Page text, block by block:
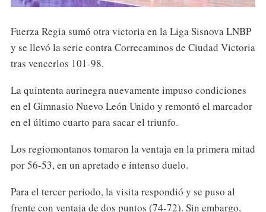
Fuerza Regia sumó otra victoria en la Liga Sisnova LNBP
y se llevó la serie contra Correcaminos de Ciudad Victoria
tras vencerlos 101-98.
La quintenta aurinegra nuevamente impuso condiciones
en el Gimnasio Nuevo León Unido y remontó el marcador
en el último cuarto para sacar el triunfo.
Los regiomontanos tomaron la ventaja en la primera mitad
por 56-53, en un apretado e intenso duelo.
Para el tercer periodo, la visita respondió y se puso al
frente con ventaja de dos puntos (74-72). Sin embargo,